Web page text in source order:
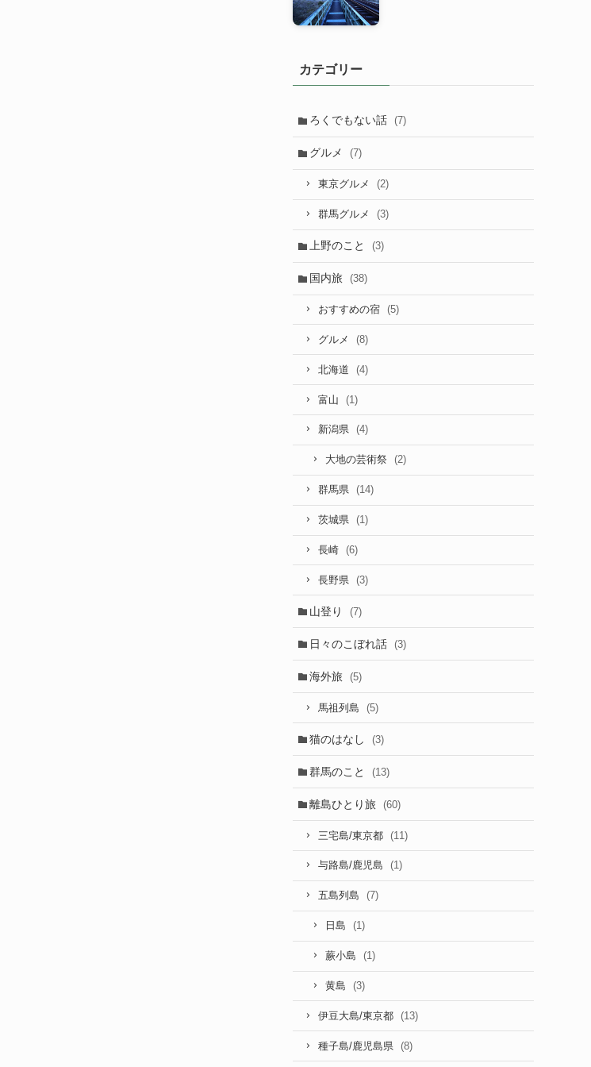
カテゴリー
ろくでもない話 (7)
グルメ (7)
東京グルメ (2)
群馬グルメ (3)
上野のこと (3)
国内旅 (38)
おすすめの宿 (5)
グルメ (8)
北海道 (4)
富山 (1)
新潟県 (4)
大地の芸術祭 (2)
群馬県 (14)
茨城県 (1)
長崎 (6)
長野県 (3)
山登り (7)
日々のこぼれ話 (3)
海外旅 (5)
馬祖列島 (5)
猫のはなし (3)
群馬のこと (13)
離島ひとり旅 (60)
三宅島/東京都 (11)
与路島/鹿児島 (1)
五島列島 (7)
日島 (1)
蕨小島 (1)
黄島 (3)
伊豆大島/東京都 (13)
種子島/鹿児島県 (8)